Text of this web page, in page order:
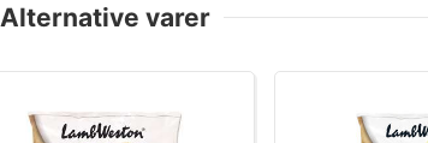
Alternative varer